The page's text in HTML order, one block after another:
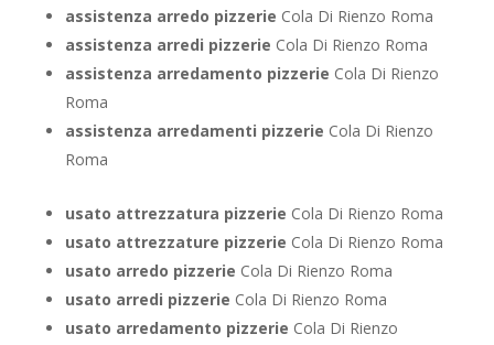
assistenza arredo pizzerie Cola Di Rienzo Roma
assistenza arredi pizzerie Cola Di Rienzo Roma
assistenza arredamento pizzerie Cola Di Rienzo
Roma
assistenza arredamenti pizzerie Cola Di Rienzo
Roma
usato attrezzatura pizzerie Cola Di Rienzo Roma
usato attrezzature pizzerie Cola Di Rienzo Roma
usato arredo pizzerie Cola Di Rienzo Roma
usato arredi pizzerie Cola Di Rienzo Roma
usato arredamento pizzerie Cola Di Rienzo